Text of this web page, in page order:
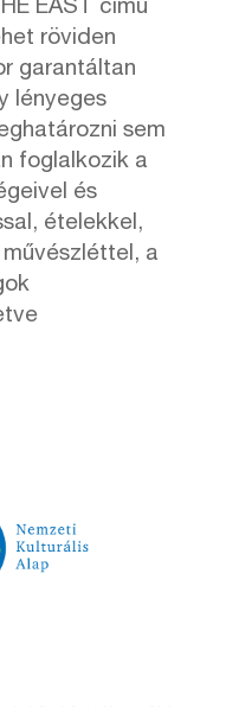
EAST című
röviden
garantáltan
lényeges
sem
foglalkozik a
és
ételekkel,
a